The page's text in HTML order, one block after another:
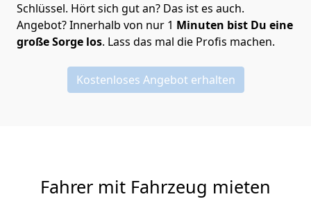
Schlüssel. Hört sich gut an? Das ist es auch.
Angebot? Innerhalb von nur 1 Minuten bist Du eine
große Sorge los. Lass das mal die Profis machen.
Kostenloses Angebot erhalten
Fahrer mit Fahrzeug mieten